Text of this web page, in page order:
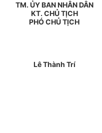
TM. ỦY BAN NHÂN DÂN
KT. CHỦ TỊCH
PHÓ CHỦ TỊCH
Lê Thành Trí